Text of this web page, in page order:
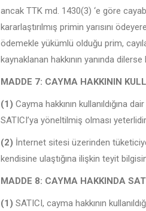
ancak TTK md. 1430(3) ‘e göre
kararlaştırılmış primin yarısını
ödemekle yükümlü olduğu prim,
kaynaklanan hakkının yanında
MADDE 7: CAYMA HAKKININ
(1) Cayma hakkının kullanıldığına
SATICI’ya yöneltilmiş olması
(2) İnternet sitesi üzerinden
kendisine ulaştığına ilişkin teyit
MADDE 8: CAYMA HAKKINDA
(1) SATICI, cayma hakkının